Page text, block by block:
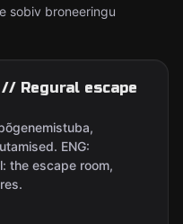
sobiv broneeringu
Regural escape
ENG:
the escape room,